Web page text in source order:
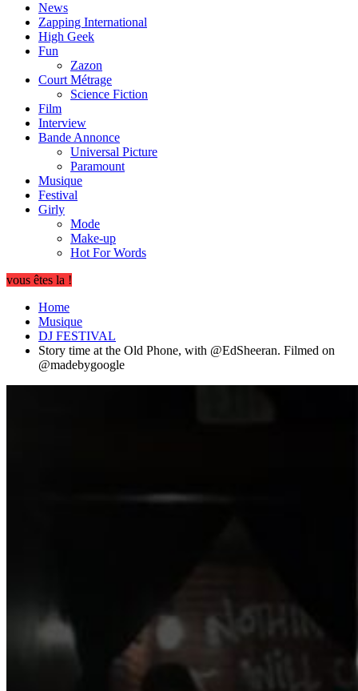
News
Zapping International
High Geek
Fun
Zazon
Court Métrage
Science Fiction
Film
Interview
Bande Annonce
Universal Picture
Paramount
Musique
Festival
Girly
Mode
Make-up
Hot For Words
vous êtes la !
Home
Musique
DJ FESTIVAL
Story time at the Old Phone, with @EdSheeran. Filmed on
@madebygoogle